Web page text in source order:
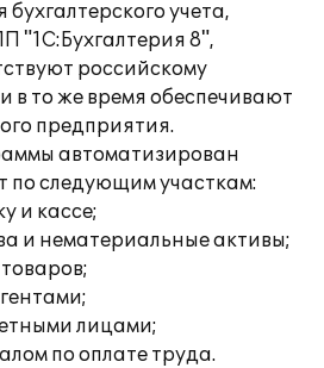
учета,
"1С:Бухгалтерия 8",
российскому
в то же время обеспечивают
предприятия.
автоматизирован
по следующим участкам:
и кассе;
и нематериальные активы;
лицами;
по оплате труда.